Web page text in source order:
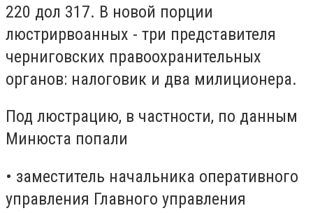
220 дол 317. В новой порции
люстрирвоанных - три представителя
черниговских правоохранительных
органов: налоговик и два милиционера.
Под люстрацию, в частности, по данным
Минюста попали
• заместитель начальника оперативного
управления Главного управления